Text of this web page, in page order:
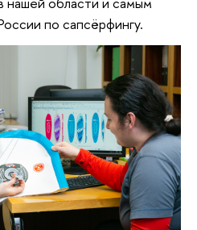
по сапсёрфингу.